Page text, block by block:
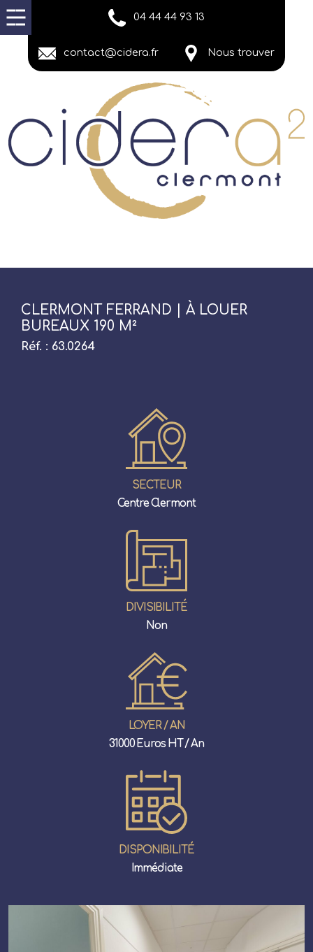
04 44 44 93 13
contact@cidera.fr Nous trouver
CLERMONT FERRAND | À LOUER
BUREAUX 190 M²
Réf. : 63.0264
SECTEUR
Centre Clermont
DIVISIBILITÉ
Non
LOYER / AN
31000 Euros HT / An
DISPONIBILITÉ
Immédiate